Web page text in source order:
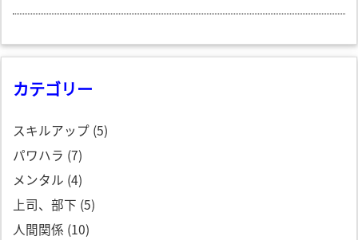
カテゴリー
スキルアップ (5)
パワハラ (7)
メンタル (4)
上司、部下 (5)
人間関係 (10)